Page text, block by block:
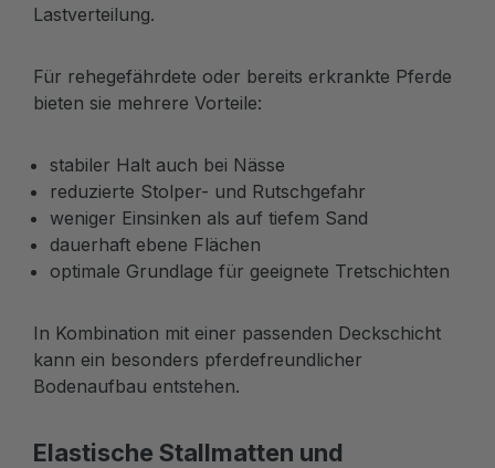
Lastverteilung.
Für rehegefährdete oder bereits erkrankte Pferde
bieten sie mehrere Vorteile:
stabiler Halt auch bei Nässe
reduzierte Stolper- und Rutschgefahr
weniger Einsinken als auf tiefem Sand
dauerhaft ebene Flächen
optimale Grundlage für geeignete Tretschichten
In Kombination mit einer passenden Deckschicht
kann ein besonders pferdefreundlicher
Bodenaufbau entstehen.
Elastische Stallmatten und